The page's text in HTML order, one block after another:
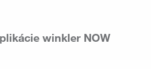
winkler NOW